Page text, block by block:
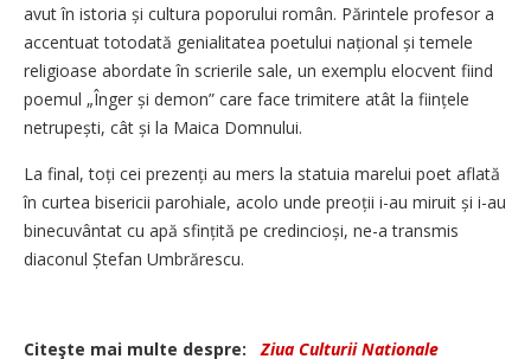
avut în istoria și cultura poporului român. Părintele profesor a
accentuat totodată genialitatea poetului național și temele
religioase abordate în scrierile sale, un exemplu elocvent fiind
poemul „Înger și demon” care face trimitere atât la ființele
netrupești, cât și la Maica Domnului.
La final, toți cei prezenți au mers la statuia marelui poet aflată
în curtea bisericii parohiale, acolo unde preoții i-au miruit și i-au
binecuvântat cu apă sfințită pe credincioși, ne-a transmis
diaconul Ștefan Umbrărescu.
Citeşte mai multe despre: Ziua Culturii Nationale